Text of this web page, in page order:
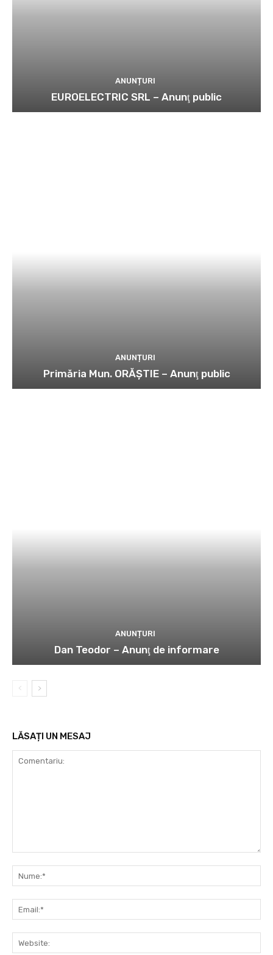
ANUNȚURI
EUROELECTRIC SRL – Anunţ public
ANUNȚURI
Primăria Mun. ORĂȘTIE – Anunţ public
ANUNȚURI
Dan Teodor – Anunţ de informare
LĂSAȚI UN MESAJ